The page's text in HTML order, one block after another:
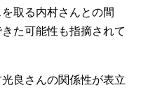
取る内村さんとの間
た可能性も指摘されて
良さんの関係性が表立